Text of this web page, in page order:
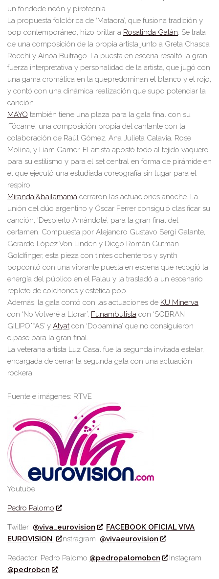
un fondode neón y pirotecnia.
La propuesta folclórica de ‘Mataora’, que fusiona tradición y
pop contemporáneo, hizo brillar a Rosalinda Galán. Se trata
de una composición de la propia artista junto a Greta Chasca
Rocchi y Ainoa Buitrago. La puesta en escena resaltó la gran
fuerza interpretativa y personalidad de la artista, que jugó con
una gama cromática en la quepredominan el blanco y el rojo,
y contó con una dinámica realización que supo potenciar la
canción.
MAYO también tiene una plaza para la gala final con su
‘Tócame’, una composición propia del cantante con la
colaboración de Raúl Gómez, Ana Julieta Calavia, Rose
Molina, y Liam Garner. El artista apostó todo al tejido vaquero
para su estilismo y para el set central en forma de pirámide en
el que ejecutó una estudiada coreografía sin lugar para el
respiro.
Miranda!&bailamamá cerraron las actuaciones anoche. La
unión del dúo argentino y Óscar Ferrer consiguió clasificar su
canción, ‘Despierto Amándote’, para la gran final del
certamen. Compuesta por Alejandro Gustavo Sergi Galante,
Gerardo López Von Linden y Diego Román Gutman
Goldfinger, esta pieza con tintes ochenteros y synth
popcontó con una vibrante puesta en escena que recogió la
energía del público en el Palau y la trasladó a un escenario
repleto de colchones y estética pop.
Además, la gala contó con las actuaciones de KU Minerva
con ‘No Volveré a Llorar’, Funambulista con ‘SOBRAN
GILIPO**AS’ y Atyatcon ‘Dopamina’ que no consiguieron
elpase para la gran final.
La veterana artista Luz Casal fue la segunda invitada estelar,
encargada de cerrar la segunda gala con una actuación
rockera.
Fuente e imágenes: RTVE
Youtube
Pedro Palomo
Twitter @viva_eurovision
FACEBOOK OFICIAL VIVA
EUROVISION
Instragram @vivaeurovision
Redactor: Pedro Palomo @pedropalomobcn
Instagram
@pedrobcn